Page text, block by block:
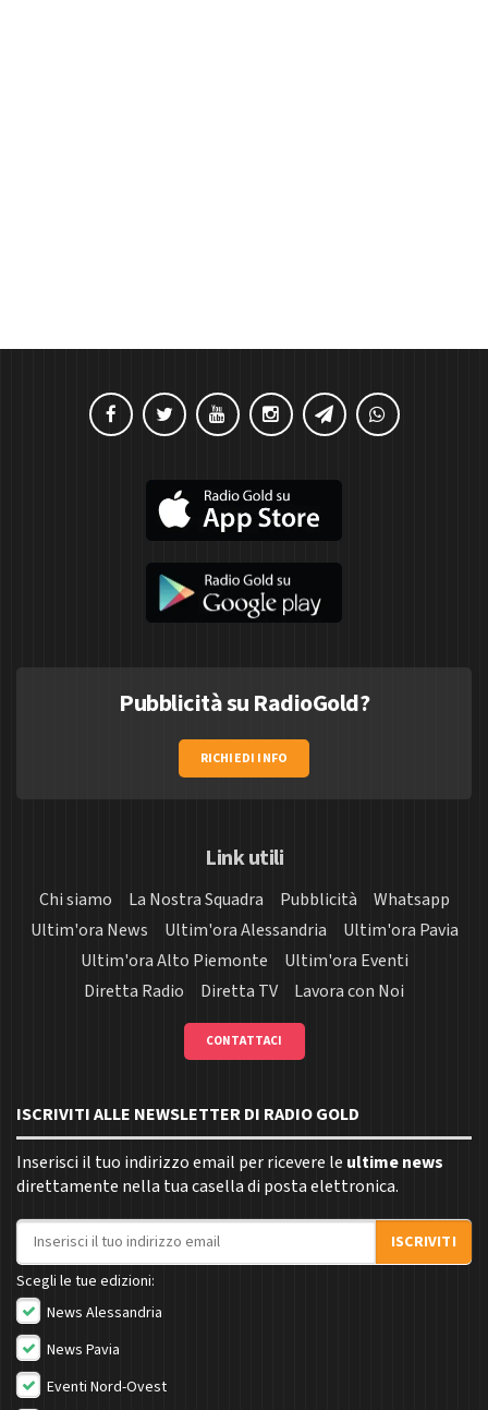
Pubblicità su RadioGold?
RICHIEDI INFO
Link utili
Chi siamo La Nostra Squadra Pubblicità
Whatsapp
Ultim'ora News
Ultim'ora Alessandria
Ultim'ora Pavia
Ultim'ora Alto Piemonte
Ultim'ora Eventi
Diretta Radio
Diretta TV Lavora con Noi
CONTATTACI
ISCRIVITI ALLE NEWSLETTER DI RADIO GOLD
Inserisci il tuo indirizzo email per ricevere le ultime news
direttamente nella tua casella di posta elettronica.
Indirizzo email
ISCRIVITI
Scegli le tue edizioni:
News Alessandria
News Pavia
Eventi Nord-Ovest